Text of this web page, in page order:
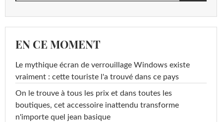
EN CE MOMENT
Le mythique écran de verrouillage Windows existe
vraiment : cette touriste l'a trouvé dans ce pays
On le trouve à tous les prix et dans toutes les
boutiques, cet accessoire inattendu transforme
n'importe quel jean basique